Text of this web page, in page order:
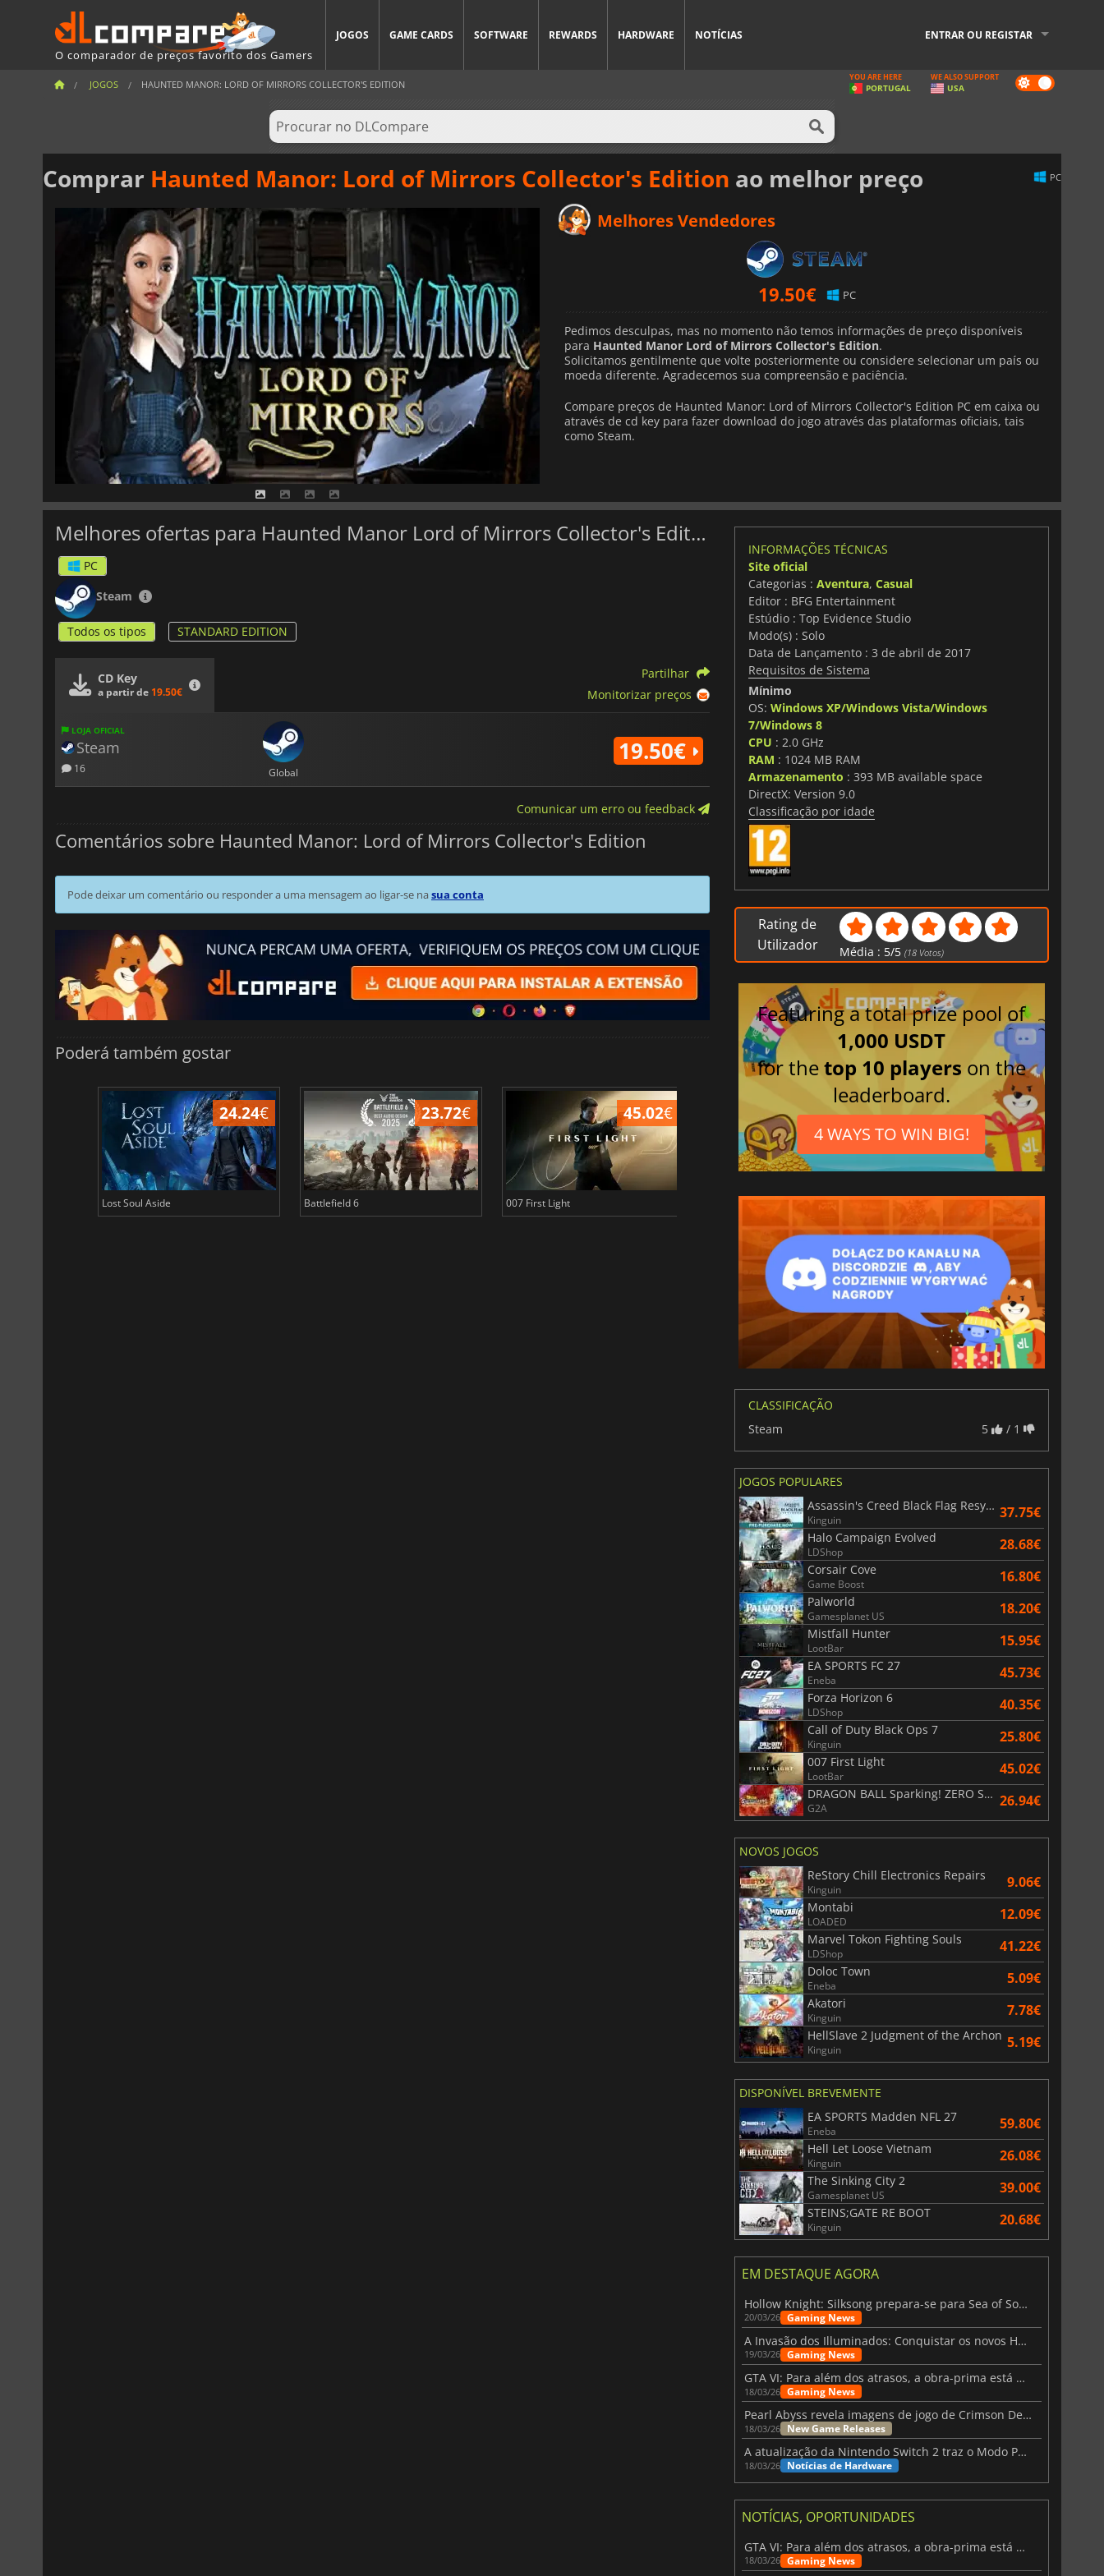
O comparador de preços favorito dos Gamers
JOGOS GAME CARDS SOFTWARE REWARDS HARDWARE NOTÍCIAS ENTRAR OU REGISTAR
JOGOS HAUNTED MANOR: LORD OF MIRRORS COLLECTOR'S EDITION Dark
mode
YOU ARE HERE
PORTUGAL
WE ALSO SUPPORT
USA
Comprar Haunted Manor: Lord of Mirrors Collector's Edition ao melhor preço PC
Melhores Vendedores
19.50€ PC
Pedimos desculpas, mas no momento não temos informações de preço disponíveis
para Haunted Manor Lord of Mirrors Collector's Edition.
Solicitamos gentilmente que volte posteriormente ou considere selecionar um país ou
moeda diferente. Agradecemos sua compreensão e paciência.
Compare preços de Haunted Manor: Lord of Mirrors Collector's Edition PC em caixa ou
através de cd key para fazer download do jogo através das plataformas oficiais, tais
como Steam.
Melhores ofertas para Haunted Manor Lord of Mirrors Collector's Edition
PC
Steam
Todos os tipos STANDARD EDITION
CD Key
a partir de 19.50€
Partilhar
Monitorizar preços
LOJA OFICIAL
Steam
16 Global
19.50€
Comunicar um erro ou feedback
Comentários sobre Haunted Manor: Lord of Mirrors Collector's Edition
Pode deixar um comentário ou responder a uma mensagem ao ligar-se nasua conta
Poderá também gostar
24.24€
Lost Soul Aside
23.72€
Battlefield 6
45.02€
007 First Light
36.07€
Baldur's Gate 3
41.13
Elden Ring
INFORMAÇÕES TÉCNICAS
Site oficial
Categorias : Aventura, Casual
Editor : BFG Entertainment
Estúdio : Top Evidence Studio
Modo(s) : Solo
Data de Lançamento : 3 de abril de 2017
Requisitos de Sistema
Mínimo
OS: Windows XP/Windows Vista/Windows
7/Windows 8
CPU : 2.0 GHz
RAM : 1024 MB RAM
Armazenamento : 393 MB available space
DirectX: Version 9.0
Classificação por idade
Rating de
Utilizador
Média : 5/5 (18 Votos)
Featuring a total prize pool of
1,000 USDT
for thetop 10 players on the
leaderboard.
4 WAYS TO WIN BIG!
CLASSIFICAÇÃO
Steam
5 / 1
JOGOS POPULARES
Assassin's Creed Black Flag Resynced
Kinguin 37.75€
Halo Campaign Evolved
LDShop 28.68€
Corsair Cove
Game Boost 16.80€
Palworld
Gamesplanet US 18.20€
Mistfall Hunter
LootBar 15.95€
EA SPORTS FC 27
Eneba 45.73€
Forza Horizon 6
LDShop 40.35€
Call of Duty Black Ops 7
Kinguin 25.80€
007 First Light
LootBar 45.02€
DRAGON BALL Sparking! ZERO Super Limit Breaking NEO
G2A 26.94€
NOVOS JOGOS
ReStory Chill Electronics Repairs
Kinguin 9.06€
Montabi
LOADED 12.09€
Marvel Tokon Fighting Souls
LDShop 41.22€
Doloc Town
Eneba 5.09€
Akatori
Kinguin 7.78€
HellSlave 2 Judgment of the Archon
Kinguin 5.19€
DISPONÍVEL BREVEMENTE
EA SPORTS Madden NFL 27
Eneba 59.80€
Hell Let Loose Vietnam
Kinguin 26.08€
The Sinking City 2
Gamesplanet US 39.00€
STEINS;GATE RE BOOT
Kinguin 20.68€
EM DESTAQUE AGORA
Hollow Knight: Silksong prepara-se para Sea of Sorrow com um patch
20/03/26 Gaming News
A Invasão dos Illuminados: Conquistar os novos Helldivers 2 Atualização!
19/03/26 Gaming News
GTA VI: Para além dos atrasos, a obra-prima está quase a chegar
18/03/26 Gaming News
Pearl Abyss revela imagens de jogo de Crimson Desert para a PS5
18/03/26 New Game Releases
A atualização da Nintendo Switch 2 traz o Modo Portátil aos jogos mais antigos da Switch
18/03/26 Notícias de Hardware
NOTÍCIAS, OPORTUNIDADES
GTA VI: Para além dos atrasos, a obra-prima está quase a chegar
18/03/26 Gaming News